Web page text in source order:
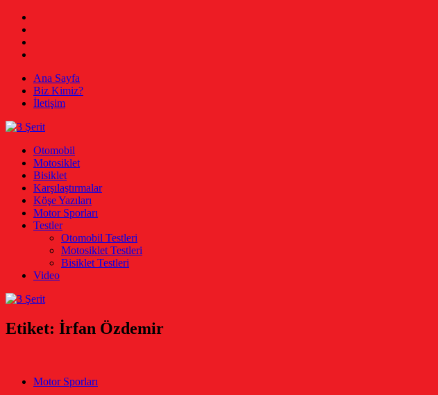
Skip
content
Ana Sayfa
Biz Kimiz?
İletişim
3 Şerit
Otomobil, Motosiklet, Bisiklet
Otomobil
Motosiklet
Bisiklet
Karşılaştırmalar
Köşe Yazıları
Motor Sporları
Testler
Otomobil Testleri
Motosiklet Testleri
Bisiklet Testleri
Video
Etiket: İrfan Özdemir
Motor Sporları